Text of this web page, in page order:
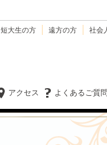
大生の方 遠方の方 社会
よくあるご質問
アクセス